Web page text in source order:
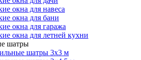
окна для навеса
окна для бани
окна для гаража
окна для летней кухни
шатры
шатры 3х3 м